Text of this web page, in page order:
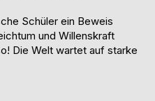
Schüler ein Beweis
und Willenskraft
Die Welt wartet auf starke